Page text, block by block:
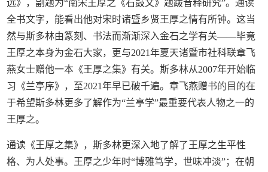
远》，副题为“南宋王厚之《石鼓文》题跋音释研究”。通读
全书文字，能看出他对宋时诸暨乡贤王厚之情有所钟。这当
然与斯多林由篆刻、书法而渐渐深入金石之学有关——毕竟
王厚之本身为金石大家，更与2021年夏天诸暨市社科联章飞
燕女士赠他一本《王厚之集》有关。斯多林从2007年开始临
习《兰亭序》，至2021年早已破千遍。章飞燕赠书的目的在
于希望斯多林更多了解作为“兰亭学”最重要代表人物之一的
王厚之。
通读《王厚之集》，斯多林更深入地了解了王厚之生平性
格、为人处事。王厚之少年时“博雅笃学，世味冲淡”；在朝